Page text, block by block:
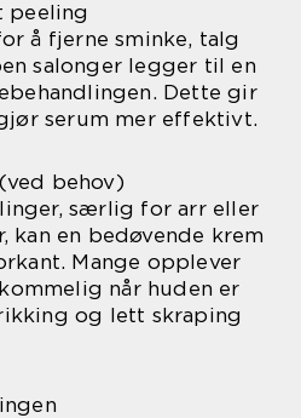
peeling
å fjerne sminke, talg
salonger legger til en
Dette gir
serum mer effektivt.
behov)
særlig for arr eller
kan en bedøvende krem
Mange opplever
når huden er
og lett skraping